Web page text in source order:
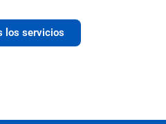
los servicios